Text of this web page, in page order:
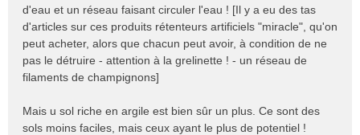
d'eau et un réseau faisant circuler l'eau ! [Il y a eu des tas
d'articles sur ces produits rétenteurs artificiels "miracle", qu'on
peut acheter, alors que chacun peut avoir, à condition de ne
pas le détruire - attention à la grelinette ! - un réseau de
filaments de champignons]
Mais u sol riche en argile est bien sûr un plus. Ce sont des
sols moins faciles, mais ceux ayant le plus de potentiel !